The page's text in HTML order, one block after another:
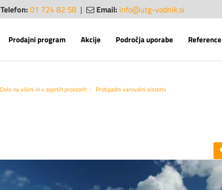
Telefon:01 724 82 58 | Email: info@utg-vodnik.si
Prodajni program Akcije Področja uporabe Reference
Delo na višini in v zaprtih prostorih Protipadni varovalni sistemi